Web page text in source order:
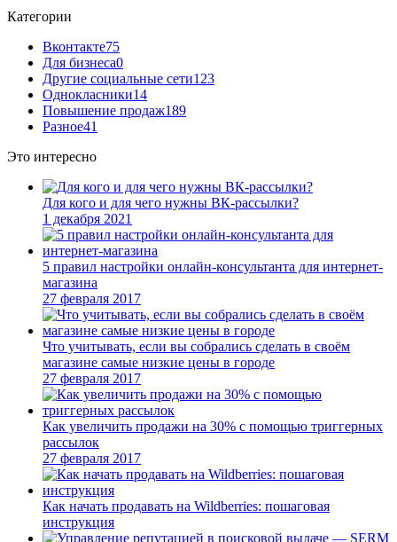
Категории
Вконтакте75
Для бизнеса0
Другие социальные сети123
Однокласники14
Повышение продаж189
Разное41
Это интересно
Для кого и для чего нужны ВК-рассылки?
1 декабря 2021
5 правил настройки онлайн-консультанта для интернет-
магазина
27 февраля 2017
Что учитывать, если вы собрались сделать в своём
магазине самые низкие цены в городе
27 февраля 2017
Как увеличить продажи на 30% с помощью триггерных
рассылок
27 февраля 2017
Как начать продавать на Wildberries: пошаговая
инструкция